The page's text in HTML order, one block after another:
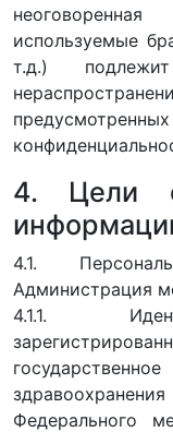
используемые
т.д.)
4. Цели
4.1.
Администрация
4.1.1.
Федерального